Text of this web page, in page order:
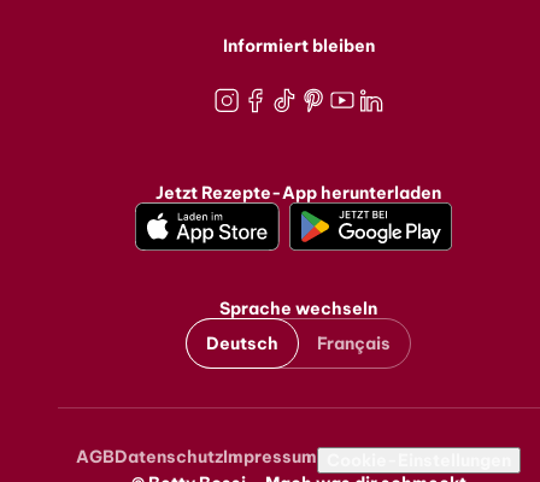
Informiert bleiben
Jetzt Rezepte-App herunterladen
Sprache wechseln
Deutsch
Français
Metanavigation
AGBDatenschutzImpressum